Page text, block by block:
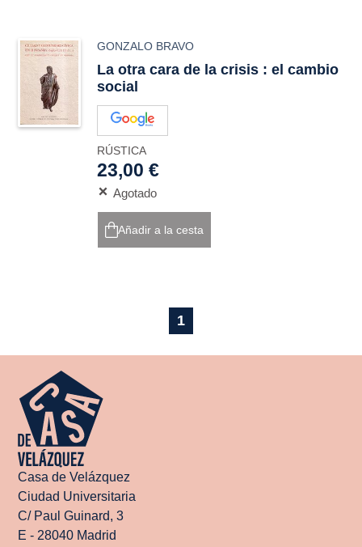
GONZALO BRAVO
La otra cara de la crisis : el cambio
social
RÚSTICA
23,00 €
Agotado
Añadir a la cesta
1
Casa de Velázquez
Ciudad Universitaria
C/ Paul Guinard, 3
E - 28040 Madrid